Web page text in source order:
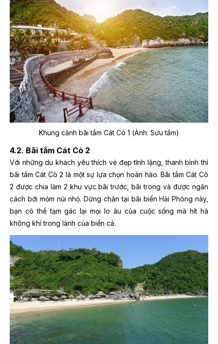
Khung cảnh bãi tắm Cát Cò 1 (Ảnh: Sưu tầm)
4.2. Bãi tắm Cát Cò 2
Với những du khách yêu thích vẻ đẹp tĩnh lặng, thanh bình thì
bãi tắm Cát Cò 2 là một sự lựa chọn hoàn hảo. Bãi tắm Cát Cò
2 được chia làm 2 khu vực bãi trước, bãi trong và được ngăn
cách bởi mỏm núi nhỏ. Dừng chân tại bãi biển Hải Phòng này,
bạn có thể tạm gác lại mọi lo âu của cuộc sống mà hít hà
không khí trong lành của biển cả.